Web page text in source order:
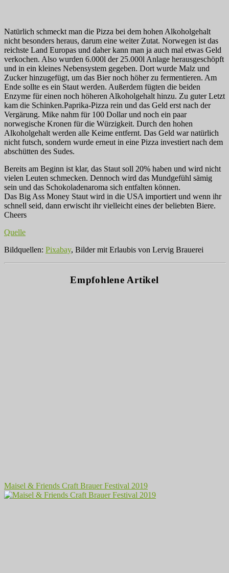
Natürlich schmeckt man die Pizza bei dem hohen Alkoholgehalt
nicht besonders heraus, darum eine weiter Zutat. Norwegen ist das
reichste Land Europas und daher kann man ja auch mal etwas Geld
verkochen. Also wurden 6.000l der 25.000l Anlage herausgeschöpft
und in ein kleines Nebensystem gegeben. Dort wurde Malz und
Zucker hinzugefügt, um das Bier noch höher zu fermentieren. Am
Ende sollte es ein Staut werden. Außerdem fügten die beiden
Enzyme für einen noch höheren Alkoholgehalt hinzu. Zu guter Letzt
kam die Schinken.Paprika-Pizza rein und das Geld erst nach der
Vergärung. Mike nahm für 100 Dollar und noch ein paar
norwegische Kronen für die Würzigkeit. Durch den hohen
Alkoholgehalt werden alle Keime entfernt. Das Geld war natürlich
nicht futsch, sondern wurde erneut in eine Pizza investiert nach dem
abschütten des Sudes.
Bereits am Beginn ist klar, das Staut soll 20% haben und wird nicht
vielen Leuten schmecken. Dennoch wird das Mundgefühl sämig
sein und das Schokoladenaroma sich entfalten können.
Das Big Ass Money Staut wird in die USA importiert und wenn ihr
schnell seid, dann erwischt ihr vielleicht eines der beliebten Biere.
Cheers
Quelle
Bildquellen: Pixabay, Bilder mit Erlaubis von Lervig Brauerei
Empfohlene Artikel
Maisel & Friends Craft Brauer Festival 2019